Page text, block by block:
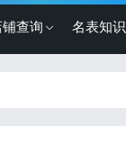
铺查询 名表知识